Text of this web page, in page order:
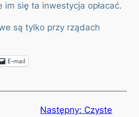
się ta inwestycja opłacać.
są tylko przy rządach
E-mail
Następny: Czyste